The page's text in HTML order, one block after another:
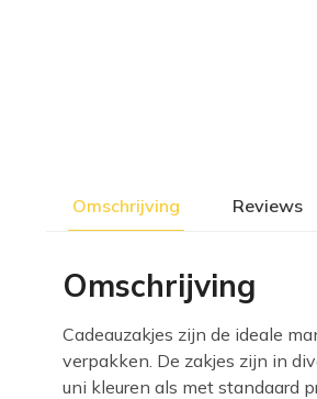
Omschrijving Reviews
Omschrijving
Cadeauzakjes zijn de ideale
verpakken. De zakjes zijn in
uni kleuren als met standaard